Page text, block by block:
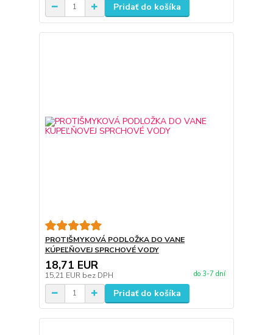
Pridať do košíka
PROTIŠMYKOVÁ PODLOŽKA DO VANE
KÚPEĽŇOVEJ SPRCHOVÉ VODY
18,71 EUR
15,21 EUR bez DPH do 3-7 dní
Pridať do košíka